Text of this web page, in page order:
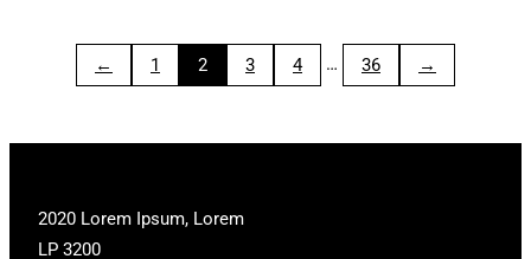
INTELIGENCJA
ZMIENIA
← 1 2 3 4 … 36 →
2020 Lorem Ipsum, Lorem
LP 3200